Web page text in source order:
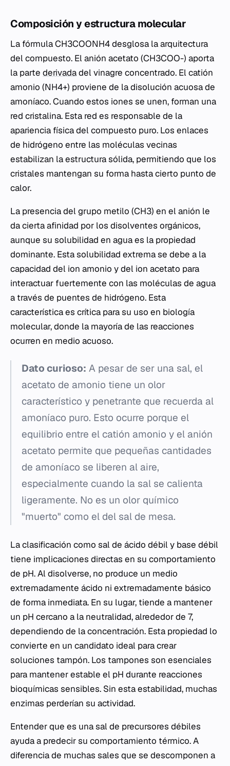
Composición y estructura molecular
La fórmula CH3COONH4 desglosa la arquitectura
del compuesto. El anión acetato (CH3COO-) aporta
la parte derivadadel vinagre concentrado. El catión
amonio (NH4+) proviene de la disolución acuosa de
amoníaco. Cuando estos iones se unen, forman una
red cristalina. Esta red es responsable de la
apariencia física del compuesto puro. Los enlaces
de hidrógeno entre las moléculas vecinas
estabilizan la estructura sólida, permitiendo que los
cristales mantengan su forma hasta cierto punto de
calor.
La presencia del grupo metilo (CH3) en el anión le
da cierta afinidad por los disolventes orgánicos,
aunque su solubilidad en agua es la propiedad
dominante. Esta solubilidad extrema se debe a la
capacidad del ion amonio y del ion acetato para
interactuar fuertemente con las moléculas de agua
a través de puentes de hidrógeno. Esta
característica es crítica para su uso en biología
molecular, donde la mayoría de las reacciones
ocurren en medio acuoso.
Dato curioso: A pesar de ser una sal, el
acetato de amonio tiene un olor
característico y penetrante que recuerda al
amoníaco puro. Esto ocurre porque el
equilibrio entre el catión amonio y el anión
acetato permite que pequeñas cantidades
de amoníaco se liberen al aire,
especialmente cuando la sal se calienta
ligeramente. No es un olor químico
"muerto" como el del sal de mesa.
La clasificación como sal de ácido débil y base débil
tiene implicaciones directas en su comportamiento
de pH. Al disolverse, no produce un medio
extremadamente ácido ni extremadamente básico
de forma inmediata. En su lugar, tiende a mantener
un pH cercano a la neutralidad, alrededor de 7,
dependiendo de la concentración. Esta propiedad lo
convierte en un candidato ideal para crear
soluciones tampón. Los tampones son esenciales
para mantener estable el pH durante reacciones
bioquímicas sensibles. Sin esta estabilidad, muchas
enzimas perderían su actividad.
Entender que es una sal de precursores débiles
ayuda a predecir su comportamiento térmico. A
diferencia de muchas sales que se descomponen a